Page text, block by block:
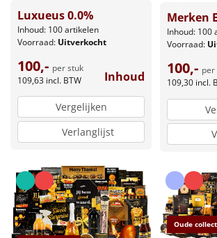
Luxueus 0.0%
Inhoud: 100 artikelen
Voorraad: Uitverkocht
100,- per stuk
109,63 incl. BTW Inhoud
Vergelijken
Verlanglijst
Merken
Inhoud: 100
Voorraad:
100,- per
109,30 incl.
Oude